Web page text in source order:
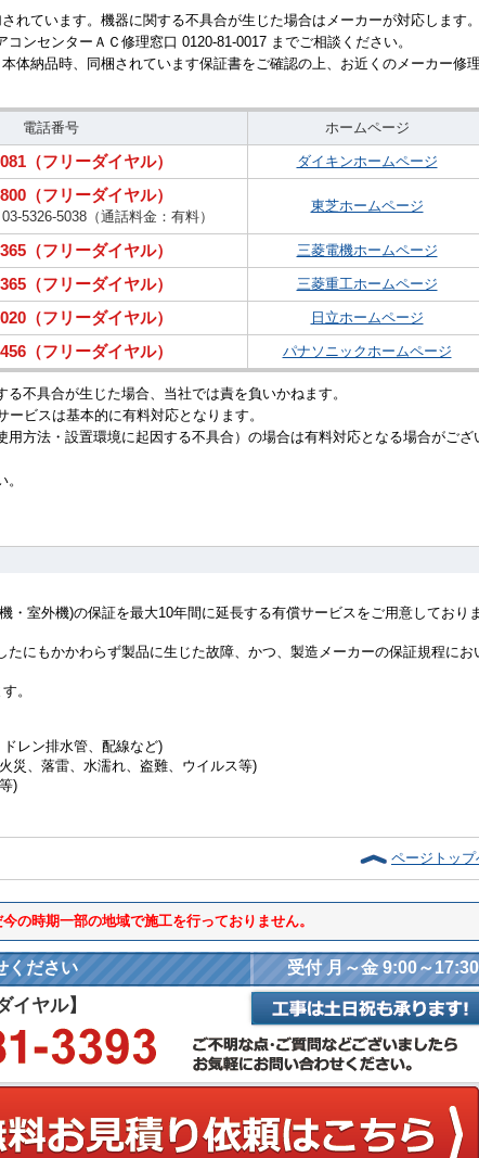
れています。機器に関する不具合が生じた場合はメーカーが対応します。
ンセンターＡＣ修理窓口 0120-81-0017 までご相談ください。
体納品時、同梱されています保証書をご確認の上、お近くのメーカー修理
電話番号 ホームページ
（フリーダイヤル） ダイキンホームページ
（フリーダイヤル）
5326-5038（通話料金：有料）
東芝ホームページ
（フリーダイヤル） 三菱電機ホームページ
（フリーダイヤル） 三菱重工ホームページ
（フリーダイヤル） 日立ホームページ
（フリーダイヤル） パナソニックホームページ
不具合が生じた場合、当社では責を負いかねます。
ビスは基本的に有料対応となります。
方法・設置環境に起因する不具合）の場合は有料対応となる場合がござ
・室外機)の保証を最大10年間に延長する有償サービスをご用意しておりま
にもかかわらず製品に生じた故障、かつ、製造メーカーの保証規程にお
。
レン排水管、配線など)
災、落雷、水濡れ、盗難、ウイルス等)
)
ページトップ
の時期一部の地域で施工を行っておりません。
ください 受付 月～金 9:00～17:30
イヤル】